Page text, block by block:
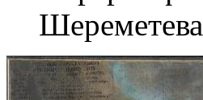
Шереметева